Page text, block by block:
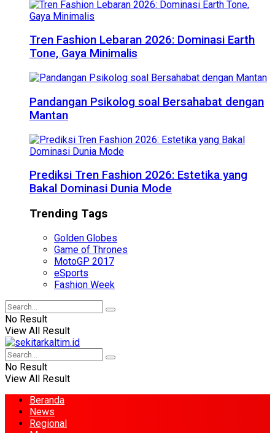
Tren Fashion Lebaran 2026: Dominasi Earth
Tone, Gaya Minimalis
Pandangan Psikolog soal Bersahabat dengan
Mantan
Prediksi Tren Fashion 2026: Estetika yang
Bakal Dominasi Dunia Mode
Trending Tags
Golden Globes
Game of Thrones
MotoGP 2017
eSports
Fashion Week
No Result
View All Result
No Result
View All Result
Beranda
News
Regional